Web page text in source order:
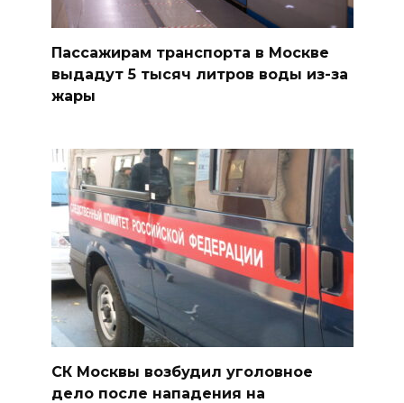
Пассажирам транспорта в Москве
выдадут 5 тысяч литров воды из-за
жары
СК Москвы возбудил уголовное
дело после нападения на